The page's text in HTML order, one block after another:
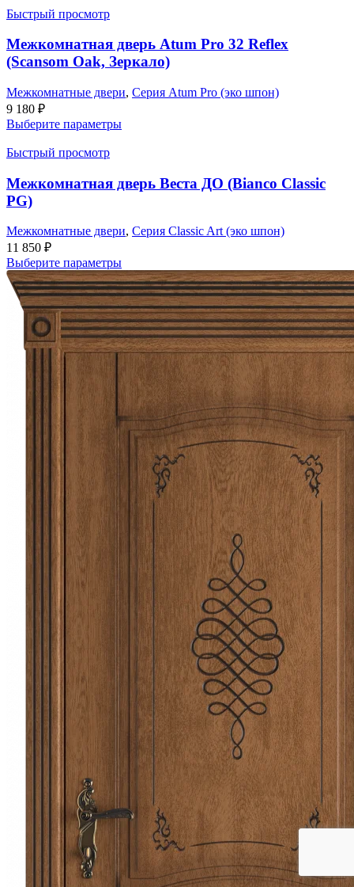
Быстрый просмотр
Межкомнатная дверь Atum Pro 32 Reflex
(Scansom Oak, Зеркало)
Межкомнатные двери, Серия Atum Pro (эко шпон)
9 180 ₽
Выберите параметры
Быстрый просмотр
Межкомнатная дверь Веста ДО (Bianco Classic
PG)
Межкомнатные двери, Серия Classic Art (эко шпон)
11 850 ₽
Выберите параметры